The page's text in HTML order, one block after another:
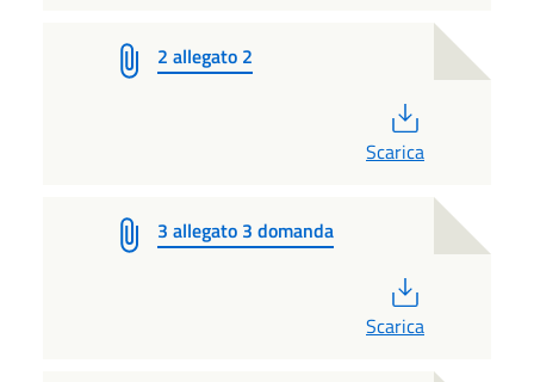
2 allegato 2
Scarica
3 allegato 3 domanda
Scarica